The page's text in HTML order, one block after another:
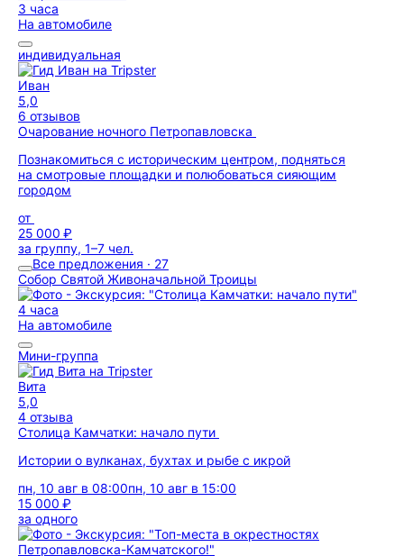
3 часа
На автомобиле
индивидуальная
Иван
5,0
6 отзывов
Очарование ночного Петропавловска
Познакомиться с историческим центром, подняться
на смотровые площадки и полюбоваться сияющим
городом
от
25 000 ₽
за группу, 1–7 чел.
Все предложения · 27
Собор Святой Живоначальной Троицы
4 часа
На автомобиле
Мини-группа
Вита
5,0
4 отзыва
Столица Камчатки: начало пути
Истории о вулканах, бухтах и рыбе с икрой
пн, 10 авг в 08:00пн, 10 авг в 15:00
15 000 ₽
за одного